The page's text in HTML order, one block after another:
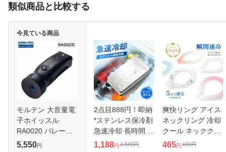
類似商品と比較する
モルテン 大音量電
子ホイッスル
RA0020 バレーボ
ール ホイッスル 笛
5,550円
今見ている商品
2点目888円！即納
*ステンレス保冷剤
急速冷却 長時間 強
力保冷 小型 コンパ
1,188円 2,560円
爽快リング アイス
ネックリング 冷却
クール ネッククー
ラー アイスリング
465円 490円